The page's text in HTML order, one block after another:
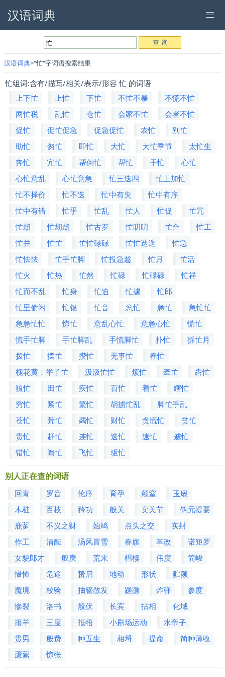
汉语词典
汉语词典 "忙"字词语搜索结果
忙组词:含有/描写/相关/表示/形容 忙 的词语
上下忙
上忙 下忙 不忙不暴
不慌不忙
两忙税
乱忙 仓忙 会家不忙
会者不忙
促忙
促忙促急 促急促忙 农忙
别忙
助忙
匆忙 即忙 大忙 大忙季节
太忙生
奔忙
宂忙 帮倒忙 帮忙 干忙
心忙
心忙意乱
心忙意急 忙三迭四
忙上加忙
忙不择价
忙不迭 忙中有失
忙中有序
忙中有错
忙乎 忙乱 忙人 忙促
忙冗
忙刼
忙刼刼 忙古歹 忙叨叨 忙合
忙工
忙并
忙忙 忙忙碌碌 忙忙迭迭
忙急
忙怯怯
忙手忙脚 忙投急趁 忙月
忙活
忙火
忙热 忙然 忙碌 忙碌碌
忙祥
忙而不乱
忙身 忙迫 忙遽
忙郎
忙里偷闲
忙银 忙音 忩忙 急忙
急忙忙
急急忙忙
惊忙 意乱心忙 意急心忙
慌忙
慌手忙脚
手忙脚乱 手慌脚忙 扑忙
拆忙月
拨忙
摆忙 攒忙 无事忙
春忙
槐花黄，举子忙
汲汲忙忙 烦忙 牵忙
犇忙
狼忙
田忙 疾忙 百忙 着忙
瞎忙
穷忙
紧忙 繁忙 胡掳忙乱
脚忙手乱
苍忙
荒忙 蠲忙 财忙 贪慌忙
贫忙
贵忙
赶忙 连忙 迭忙 速忙
遽忙
错忙
闹忙 飞忙 驱忙
别人正在查的词语
回青 罗音 伦序 育孕 颠窒
玉扆
木桩
百枝 矜功 般关 卖关节
钩元提要
鹿茤
不义之财 始鸠 点头之交
实封
作工
清酝 汤风冒雪 春旗 革改
诺矩罗
女貌郎才
般庚 荒末 槥椟 伟度
简峻
慑怖
危途 贽启 地动 形状
贮颜
魔境
校验 抽簪散发 蹉踬 炸弹
参度
惨裂
洛书 般伏 长宾 拈相
化域
攘羊
三度 抵牾 小剧场运动
水帝子
贵男
般费 种五生 相埒 提命
简种薄收
藘蕠
惊张